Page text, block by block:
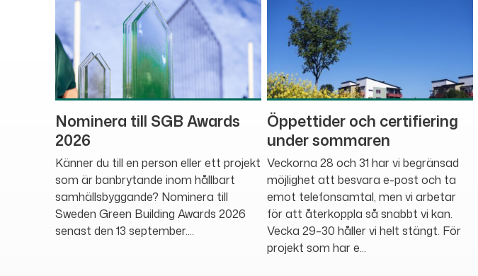
t
s
i
d
a
Nominera till SGB Awards
2026
Känner du till en person eller ett projekt
som är banbrytande inom hållbart
samhällsbyggande? Nominera till
Sweden Green Building Awards 2026
senast den 13 september....
Öppettider och certifiering
under sommaren
Veckorna 28 och 31 har vi begränsad
möjlighet att besvara e-post och ta
emot telefonsamtal, men vi arbetar
för att återkoppla så snabbt vi kan.
Vecka 29–30 håller vi helt stängt. För
projekt som har e...